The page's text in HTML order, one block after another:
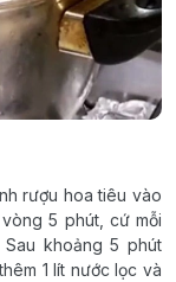
rượu hoa tiêu vào
5 phút, cứ mỗi
khoảng 5 phút
1 lít nước lọc và